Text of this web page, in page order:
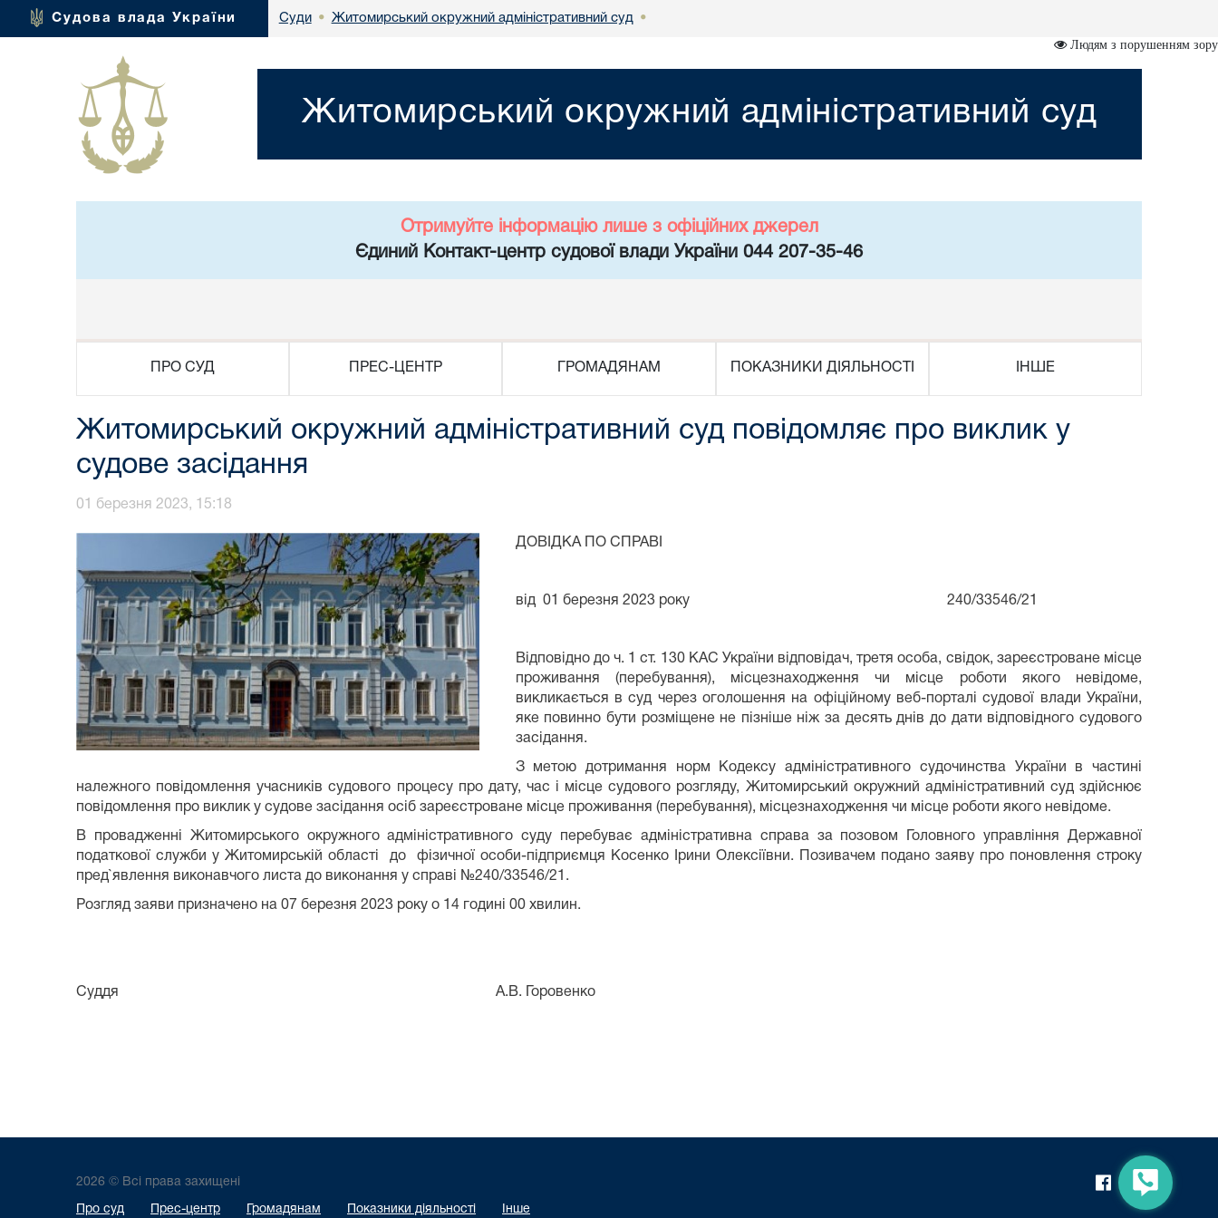
Судова влада України Суди • Житомирський окружний адміністративний суд •
Людям з порушенням зору
Житомирський окружний адміністративний суд
Отримуйте інформацію лише з офіційних джерел
Єдиний Контакт-центр судової влади України 044 207-35-46
ПРО СУД ПРЕС-ЦЕНТР ГРОМАДЯНАМ ПОКАЗНИКИ ДІЯЛЬНОСТІ ІНШЕ
Житомирський окружний адміністративний суд повідомляє про виклик у
судове засідання
01 березня 2023, 15:18
ДОВІДКА ПО СПРАВІ
від 01 березня 2023 року 240/33546/21
Відповідно до ч. 1 ст. 130 КАС України відповідач, третя особа, свідок, зареєстроване місце
проживання (перебування), місцезнаходження чи місце роботи якого невідоме,
викликається в суд через оголошення на офіційному веб-порталі судової влади України,
яке повинно бути розміщене не пізніше ніж за десять днів до дати відповідного судового
засідання.
З метою дотримання норм Кодексу адміністративного судочинства України в частині
належного повідомлення учасників судового процесу про дату, час і місце судового розгляду, Житомирський окружний адміністративний суд здійснює
повідомлення про виклик у судове засідання осіб зареєстроване місце проживання (перебування), місцезнаходження чи місце роботи якого невідоме.
В провадженні Житомирського окружного адміністративного суду перебуває адміністративна справа за позовом Головного управління Державної
податкової служби у Житомирській області до фізичної особи-підприємця Косенко Ірини Олексіївни. Позивачем подано заяву про поновлення строку
пред`явлення виконавчого листа до виконання у справі №240/33546/21.
Розгляд заяви призначено на 07 березня 2023 року о 14 годині 00 хвилин.
Суддя А.В. Горовенко
2026 © Всі права захищені
Про суд Прес-центр Громадянам Показники діяльності Інше